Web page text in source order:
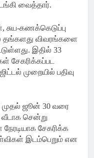
வைத்தார்.
கணக்கெடுப்பு
விவரங்களை
இதில் 33
சேகரிக்கப்பட
முறையில் பதிவு
ஜூன் 30 வரை
சென்று
சேகரிக்க
இடம்பெறும் என